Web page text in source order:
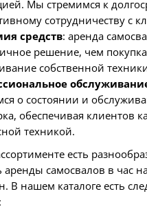
Мы стремимся к
сотрудничеству с
средств: аренда
решение, чем
собственной
о состоянии и
обеспечивая клиентов
техникой.
есть
аренды самосвалов в час
В нашем каталоге есть